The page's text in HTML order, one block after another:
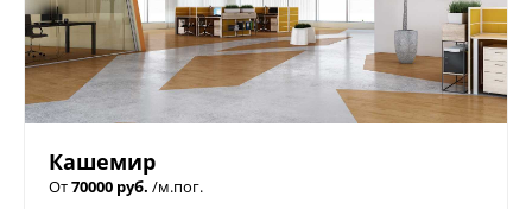
Кашемир
От70000 руб. /м.пог.